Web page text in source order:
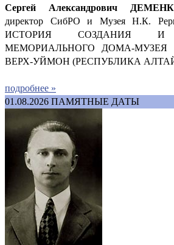
Сергей Александрович ДЕМ
директор СибРО и Музея Н.К.
ИСТОРИЯ СОЗДАНИЯ И
МЕМОРИАЛЬНОГО ДОМА-
ВЕРХ-УЙМОН (РЕСПУБЛИКА
подробнее »
01.08.2026 ПАМЯТНЫЕ ДАТЫ